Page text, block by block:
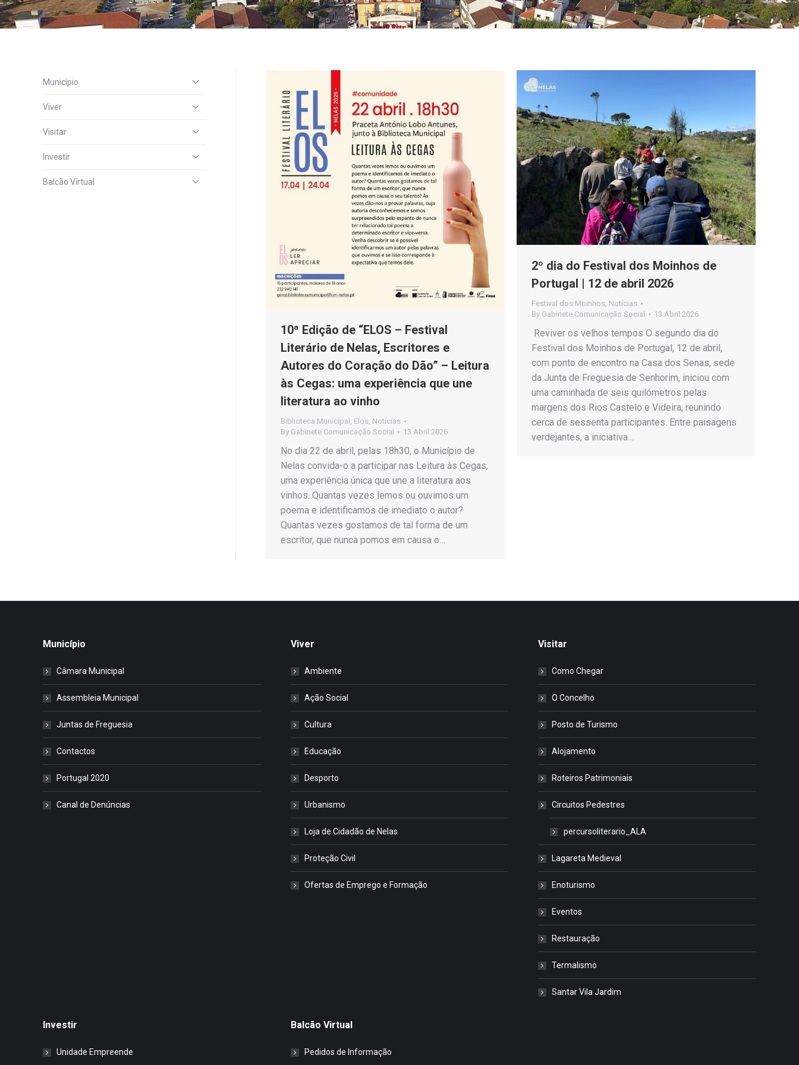
10ª Edição de “ELOS – Festival
Literário de Nelas, Escritores e
Autores do Coração do Dão” – Leitura
às Cegas: uma experiência que une
literatura ao vinho
Biblioteca Municipal , Elos, Notícias
By Gabinete Comunicação Social 13 Abril 2026
No dia 22 de abril, pelas 18h30, o Município de
Nelas convida-o a participar nas Leitura às Cegas,
uma experiência única que une a literatura aos
vinhos. Quantas vezes lemos ou ouvimos um
poema e identificamos de imediato o autor?
Quantas vezes gostamos de tal forma de um
escritor, que nunca pomos em causa o…
2º dia do Festival dos Moinhos de
Portugal | 12 de abril 2026
Festival dos Moinhos, Notícias
By Gabinete Comunicação Social 13 Abril 2026
Reviver os velhos tempos O segundo dia do
Festival dos Moinhos de Portugal, 12 de abril,
com ponto de encontro na Casa dos Senas, sede
da Junta de Freguesia de Senhorim, iniciou com
uma caminhada de seis quilómetros pelas
margens dos Rios Castelo e Videira, reunindo
cerca de sessenta participantes. Entre paisagens
verdejantes, a iniciativa…
Município
Viver
Visitar
Investir
Balcão Virtual
Município
Câmara Municipal
Assembleia Municipal
Juntas de Freguesia
Contactos
Portugal 2020
Canal de Denúncias
Viver
Ambiente
Ação Social
Cultura
Educação
Desporto
Urbanismo
Loja de Cidadão de Nelas
Proteção Civil
Ofertas de Emprego e Formação
Visitar
Como Chegar
O Concelho
Posto de Turismo
Alojamento
Roteiros Patrimoniais
Circuitos Pedestres
percursoliterario_ALA
Lagareta Medieval
Enoturismo
Eventos
Restauração
Termalismo
Santar Vila Jardim
Investir
Unidade Empreende
Balcão Virtual
Pedidos de Informação